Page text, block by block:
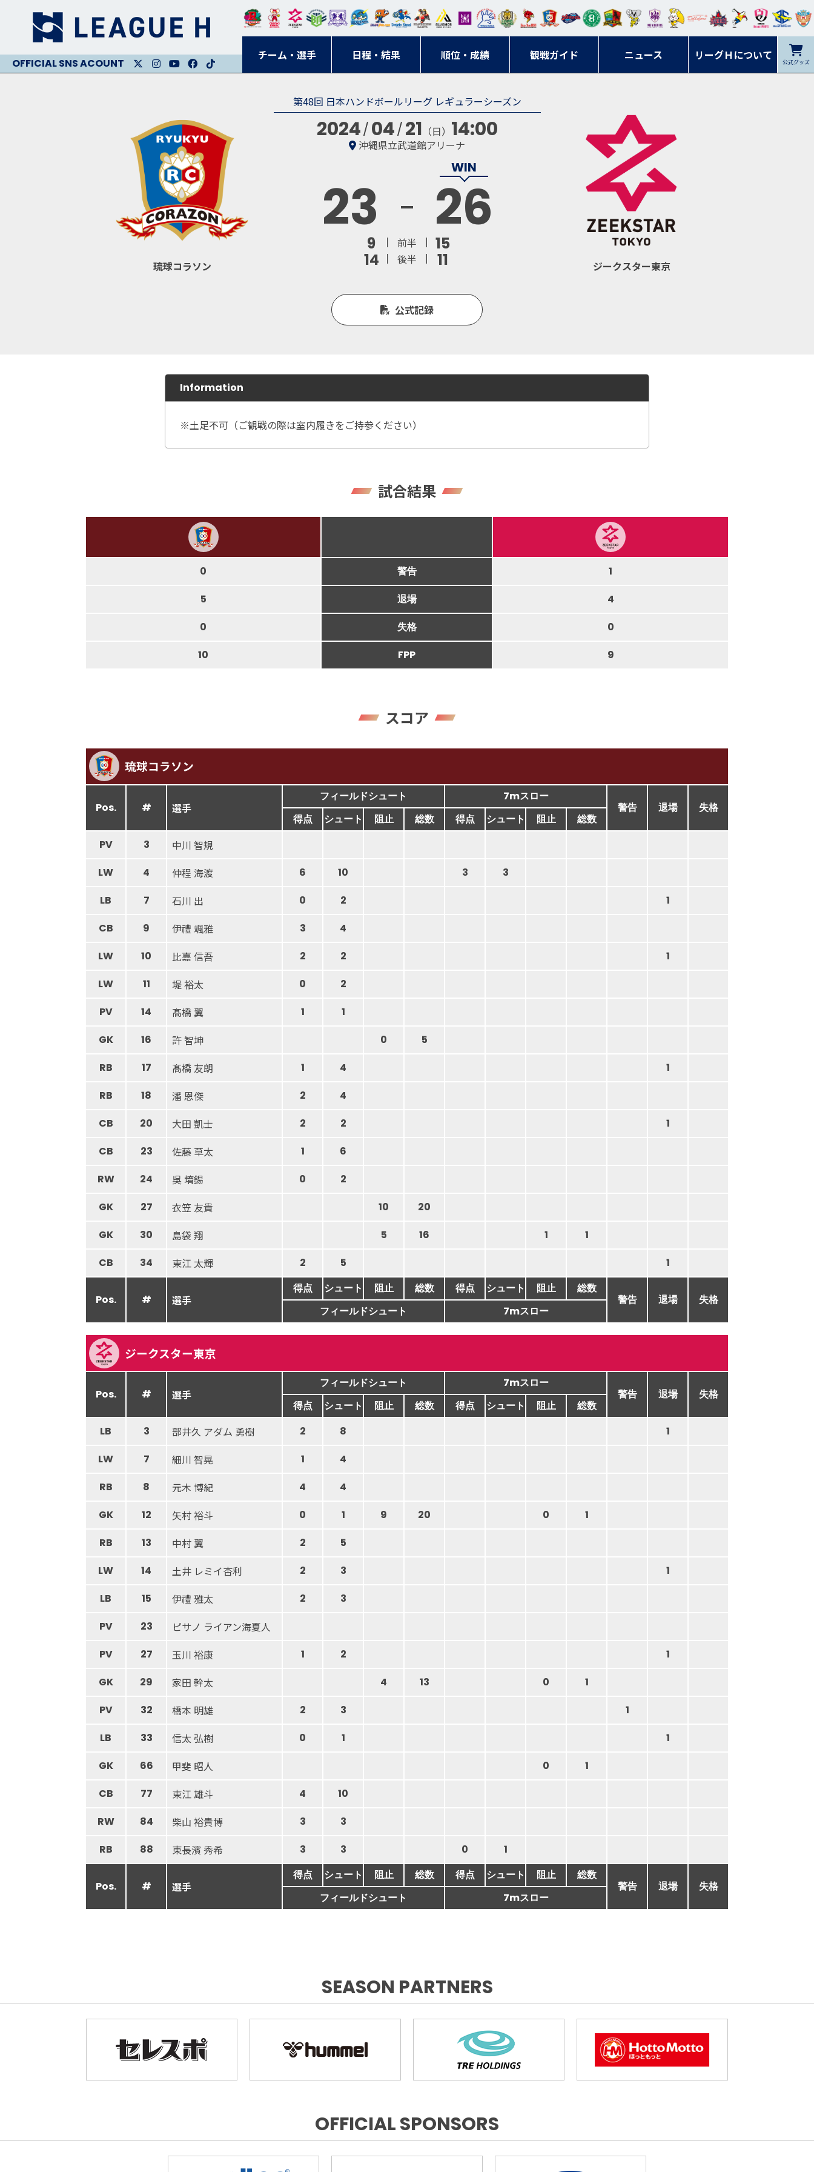
チーム・選手 日程・結果 順位・成績 観戦ガイド ニュース リーグＨについて 公式グッズ
東日
本レ
ガロ
オー
ソル
埼玉
クス
ター
東京
BM
川
ドリ
ーム
ス
寺ブ
ルー
サン
ーフ
ァル
コン
屋
ニッ キン
ス大
阪
エゾハン
ブ
ンウ
ルヴ
ス福
ルネ コラ
ンマ
ーレ
ービ
ー石
ック 名古
オレ
ット
ツ
フォ
ーレ
岡山
イプ
ルレ
ッズ
シラ トピ
ンデ
ィー
クヤ
鹿児
島
第48回 日本ハンドボールリーグ レギュラーシーズン
琉球コラソン
2024 04 21 （日） 14:00
沖縄県立武道館アリーナ
23 26
9 前半
15
14
後半 11 ジークスター東京
公式記録
Information
※土足不可（ご観戦の際は室内履きをご持参ください）
試合結果
0 警告
1
5
退場
4
0
失格
0
10
FPP 9
スコア
琉球コラソン
Pos. # 選手
フィールドシュート
7mスロー
警告
退場
失格
得点
シュート 阻止 総数 得点 シュート 阻止
総数
PV
3 中川 智規
LW 4 仲程 海渡 6 10 3
3
LB
7 石川 出 0 2
1
CB
9 伊禮 颯雅 3
4
LW
10 比嘉 信吾 2 2
1
LW
11 堤 裕太 0
2
PV
14 髙橋 翼 1
1
GK
16 許 智坤 0
5
RB
17 髙橋 友朗 1 4
1
RB
18 潘 恩傑 2
4
CB
20 大田 凱士 2 2
1
CB
23 佐藤 草太 1
6
RW
24 吳 堉錫 0
2
GK
27 衣笠 友貴 10
20
GK
30 島袋 翔 5 16 1
1
CB
34 東江 太輝 2 5 1
Pos. # 選手
得点 シュート 阻止 総数 得点 シュート 阻止
総数
警告
退場
失格
フィールドシュート
7mスロー
ジークスター東京
Pos. # 選手
フィールドシュート
7mスロー
警告
退場
失格
得点
シュート 阻止 総数 得点 シュート 阻止
総数
LB
3 部井久 アダム 勇樹 2 8
1
LW
7 細川 智晃 1
4
RB
8 元木 博紀 4
4
GK
12 矢村 裕斗 0 1 9 20 0
1
RB
13 中村 翼 2
5
LW
14 土井 レミイ杏利 2 3
1
LB
15 伊禮 雅太 2
3
PV
23 ピサノ ライアン海夏人
PV 27 玉川 裕康 1 2
1
GK
29 家田 幹太 4 13 0
1
PV
32 橋本 明雄 2 3
1
LB
33 信太 弘樹 0 1
1
GK
66 甲斐 昭人 0
1
CB
77 東江 雄斗 4
10
RW
84 柴山 裕貴博 3
3
RB
88 東長濱 秀希 3 3 0 1
Pos. # 選手
得点 シュート 阻止 総数 得点 シュート 阻止
総数
警告
退場
失格
フィールドシュート
7mスロー
SEASON PARTNERS
OFFICIAL SPONSORS